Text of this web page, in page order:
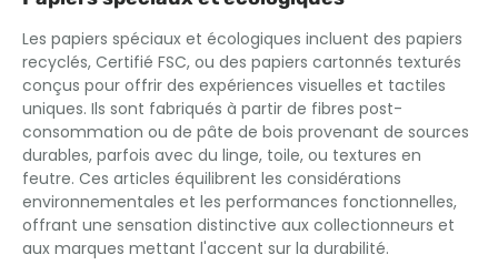
Les papiers spéciaux et écologiques incluent des papiers
recyclés, Certifié FSC, ou des papiers cartonnés texturés
conçus pour offrir des expériences visuelles et tactiles
uniques. Ils sont fabriqués à partir de fibres post-
consommation ou de pâte de bois provenant de sources
durables, parfois avec du linge, toile, ou textures en
feutre. Ces articles équilibrent les considérations
environnementales et les performances fonctionnelles,
offrant une sensation distinctive aux collectionneurs et
aux marques mettant l'accent sur la durabilité.